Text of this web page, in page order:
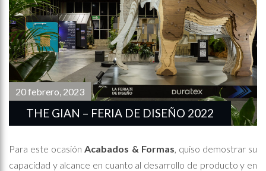
20 febrero, 2023
THE GIAN – FERIA DE DISEÑO 2022
Para este ocasiónAcabados & Formas, quiso demostrar su
capacidad y alcance en cuanto al desarrollo de producto y en